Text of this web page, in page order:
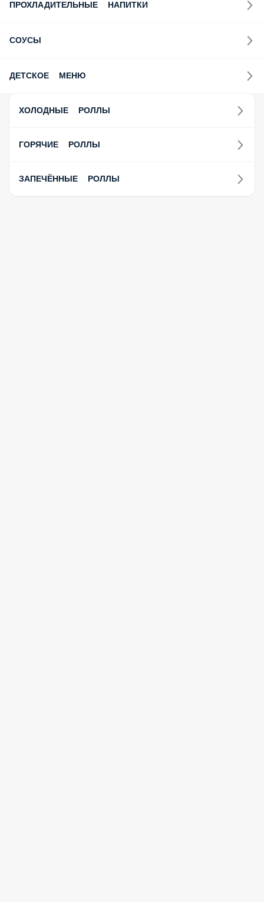
ПРОХЛАДИТЕЛЬНЫЕ НАПИТКИ
СОУСЫ
ДЕТСКОЕ МЕНЮ
ХОЛОДНЫЕ РОЛЛЫ
ГОРЯЧИЕ РОЛЛЫ
ЗАПЕЧЁННЫЕ РОЛЛЫ